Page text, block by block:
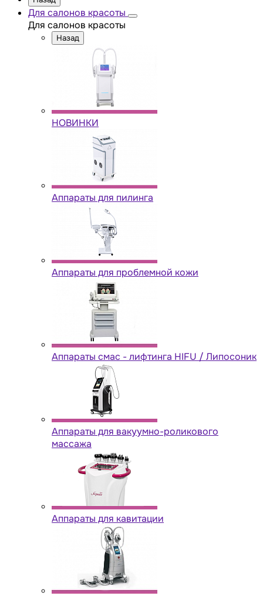
Для салонов красоты
Для салонов красоты
Назад
НОВИНКИ
Аппараты для пилинга
Аппараты для проблемной кожи
Аппараты cмас - лифтинга HIFU / Липосоник
Аппараты для вакуумно-роликового
массажа
Аппараты для кавитации